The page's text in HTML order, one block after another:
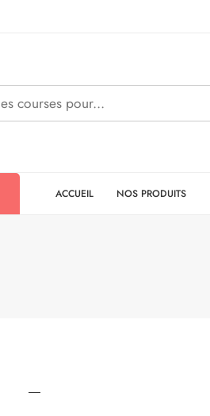
ACCUEIL NOS PRODUITS